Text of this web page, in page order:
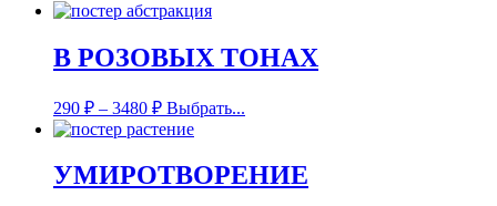
В РОЗОВЫХ ТОНАХ
290 ₽ – 3480 ₽ Выбрать...
УМИРОТВОРЕНИЕ